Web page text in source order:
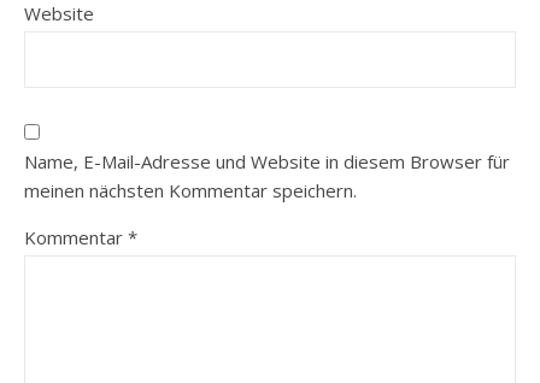
Website
Name, E-Mail-Adresse und Website in diesem Browser für
meinen nächsten Kommentar speichern.
Kommentar *